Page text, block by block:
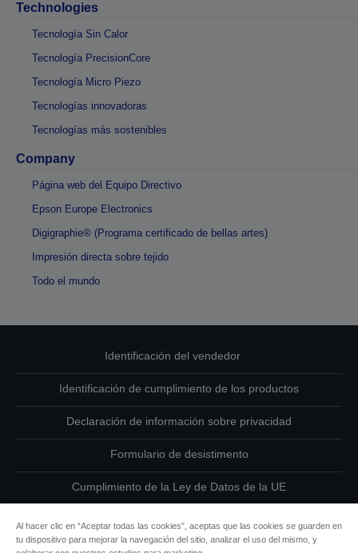
Technologies
Tecnología Sin Calor
Tecnología PrecisionCore
Tecnología Micro Piezo
Tecnologías innovadoras
Tecnologías más sostenibles
Company
Página web del Equipo Directivo
Epson Europe Electronics
Digigraphie® (Programa certificado de bellas artes)
Impresión directa sobre tejido
Todo el mundo
Identificación del vendedor
Identificación de cumplimiento de los productos
Declaración de información sobre privacidad
Formulario de desistimento
Cumplimiento de la Ley de Datos de la UE
Al hacer clic en “Aceptar todas las cookies”, aceptas que las cookies se guarden en
tu dispositivo para mejorar la navegación del sitio, analizar el uso del mismo, y